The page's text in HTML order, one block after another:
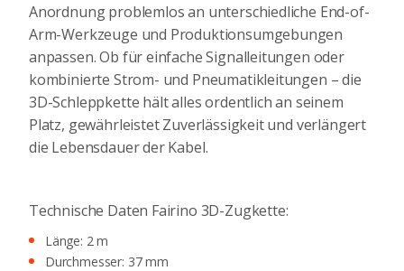
Anordnung problemlos an unterschiedliche End-of-
Arm-Werkzeuge und Produktionsumgebungen
anpassen. Ob für einfache Signalleitungen oder
kombinierte Strom- und Pneumatikleitungen – die
3D-Schleppkette hält alles ordentlich an seinem
Platz, gewährleistet Zuverlässigkeit und verlängert
die Lebensdauer der Kabel.
Technische Daten Fairino 3D-Zugkette:
Länge: 2 m
Durchmesser: 37 mm